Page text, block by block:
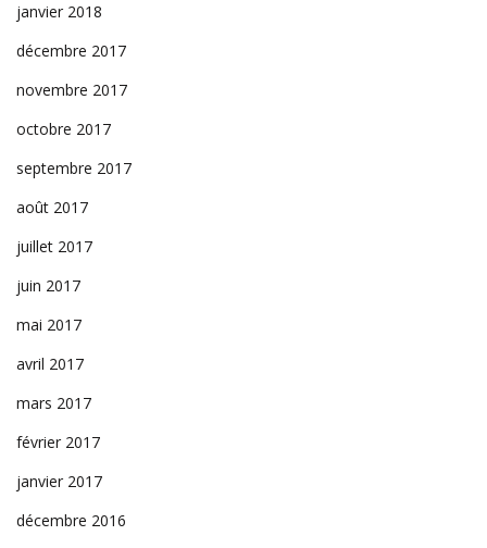
janvier 2018
décembre 2017
novembre 2017
octobre 2017
septembre 2017
août 2017
juillet 2017
juin 2017
mai 2017
avril 2017
mars 2017
février 2017
janvier 2017
décembre 2016